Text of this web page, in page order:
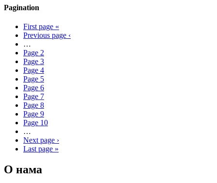
Pagination
First page «
Previous page ‹
…
Page 2
Page 3
Page 4
Page 5
Page 6
Page 7
Page 8
Page 9
Page 10
…
Next page ›
Last page »
О нама